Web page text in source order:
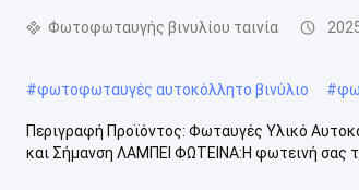
Φωτοφωταυγής βινυλίου ταινία
#φωτοφωταυγές αυτοκόλλητο βινύλιο #
Περιγραφή Προϊόντος: Φωταυγές Υλικό
και Σήμανση ΛΑΜΠΕΙ ΦΩΤΕΙΝΑ:Η φωτεινή σας